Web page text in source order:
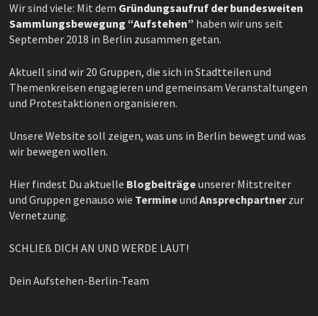
Wir sind viele: Mit dem Gründungsaufruf der bundesweiten
Sammlungsbewegung “Aufstehen” haben wir uns seit
September 2018 in Berlin zusammen getan.
Aktuell sind wir 20 Gruppen, die sich in Stadtteilen und
Themenkreisen engagieren und gemeinsam Veranstaltungen
und Protestaktionen organisieren.
Unsere Website soll zeigen, was uns in Berlin bewegt und was
wir bewegen wollen.
Hier findest Du aktuelle Blogbeiträgeunserer Mitstreiter
und Gruppen genauso wie Termineund Ansprechpartnerzur
Vernetzung.
SCHLIEß DICH AN UND WERDE LAUT!
Dein Aufstehen-Berlin-Team